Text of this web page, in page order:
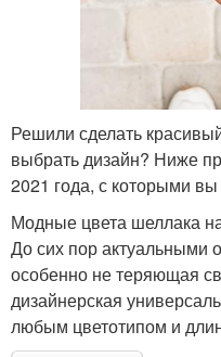
Решили сделать
выбрать дизайн? Ниже
2021 года, с которыми
Модные цвета шеллака
До сих пор актуальными
особенно не теряющая
дизайнерская
любым цветотипом и